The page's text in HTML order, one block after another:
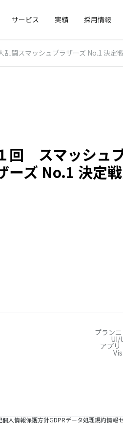
サービス 実績 採用情報
闘スマッシュブラザーズ No.1 決定
回 スマッシュ
ーズ No.1 決定
プラン
UI/
アプリ
個人情報保護方針GDPRデータ処理規約情報